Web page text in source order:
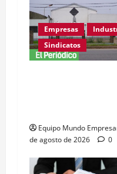
Empresas
Sindicatos
Equipo Mundo
de agosto de 2026
0